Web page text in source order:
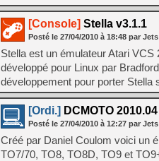
[Console] Stella v3.1.1
Posté le 27/04/2010 à 18:48 par Jets
Stella est un émulateur Atari
développé pour Linux par
développement pour porter Stella
[Ordi.] DCMOTO 2010.04
Posté le 27/04/2010 à 12:27 par Jets
Créé par Daniel Coulom voici un
TO7/70, TO8, TO8D, TO9 et